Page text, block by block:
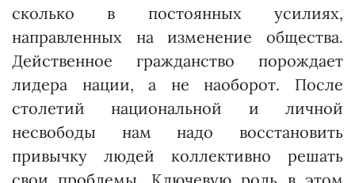
сколько в постоянных усилиях,
направленных на изменение общества.
Действенное гражданство порождает
лидера нации, а не наоборот. После
столетий национальной и личной
несвободы нам надо восстановить
привычку людей коллективно решать